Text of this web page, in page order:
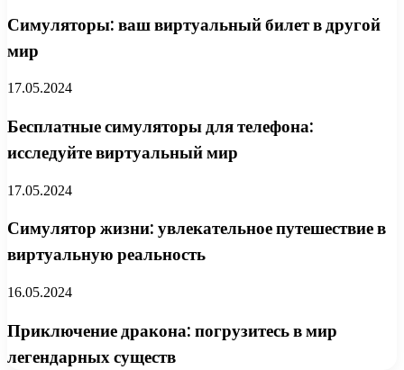
Симуляторы: ваш виртуальный билет в другой
мир
17.05.2024
Бесплатные симуляторы для телефона:
исследуйте виртуальный мир
17.05.2024
Симулятор жизни: увлекательное путешествие в
виртуальную реальность
16.05.2024
Приключение дракона: погрузитесь в мир
легендарных существ